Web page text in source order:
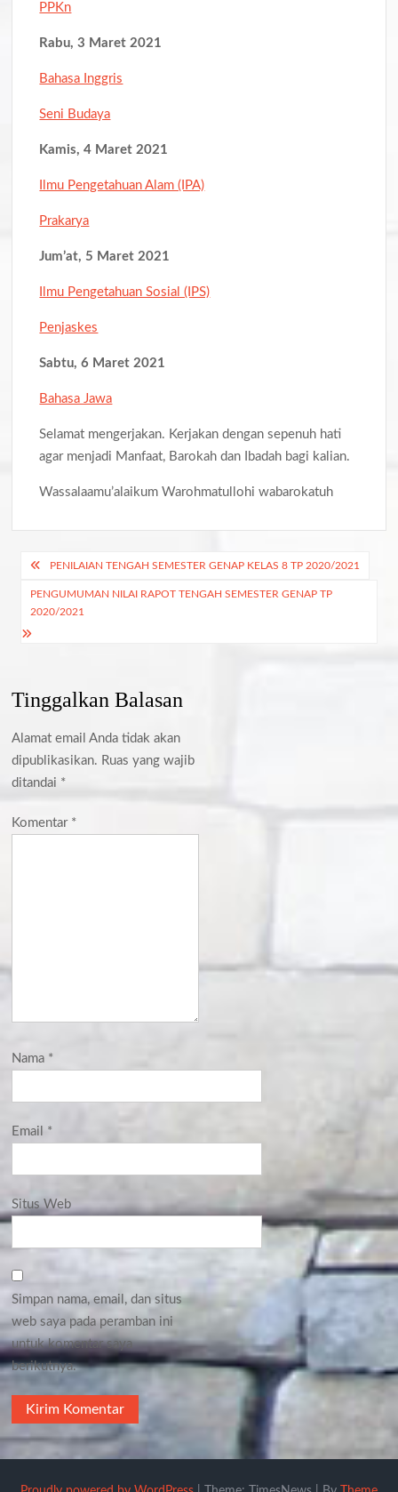
PPKn
Rabu, 3 Maret 2021
Bahasa Inggris
Seni Budaya
Kamis, 4 Maret 2021
Ilmu Pengetahuan Alam (IPA)
Prakarya
Jum’at, 5 Maret 2021
Ilmu Pengetahuan Sosial (IPS)
Penjaskes
Sabtu, 6 Maret 2021
Bahasa Jawa
Selamat mengerjakan. Kerjakan dengan sepenuh hati
agar menjadi Manfaat, Barokah dan Ibadah bagi kalian.
Wassalaamu’alaikum Warohmatullohi wabarokatuh
Navigasi
pos
PENILAIAN TENGAH SEMESTER GENAP KELAS 8 TP 2020/2021
PENGUMUMAN NILAI RAPOT TENGAH SEMESTER GENAP TP
2020/2021
Tinggalkan Balasan
Alamat email Anda tidak akan
dipublikasikan. Ruas yang wajib
ditandai *
Komentar *
Nama *
Email *
Situs Web
Simpan nama, email, dan situs
web saya pada peramban ini
untuk komentar saya
berikutnya.